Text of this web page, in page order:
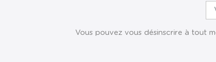
Vous pouvez vous désinscrire à tout